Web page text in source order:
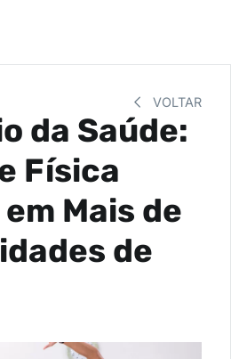
VOLTAR
da Saúde:
Física
Mais de
de